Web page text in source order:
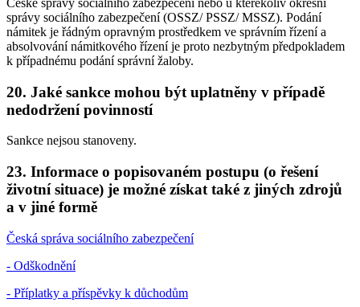
správy sociálního zabezpečení (OSSZ/ PSSZ/ MSSZ). Podání
námitek je řádným opravným prostředkem ve správním řízení a
absolvování námitkového řízení je proto nezbytným předpokladem
k případnému podání správní žaloby.
20. Jaké sankce mohou být uplatněny v případě
nedodržení povinností
Sankce nejsou stanoveny.
23. Informace o popisovaném postupu (o řešení
životní situace) je možné získat také z jiných zdrojů
a v jiné formě
Česká správa sociálního zabezpečení
- Odškodnění
- Příplatky a příspěvky k důchodům